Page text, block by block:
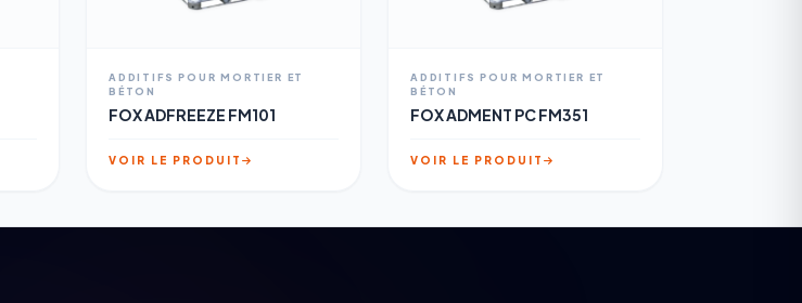
ADDITIFS POUR MORTIER ET
BÉTON
FOX ADFREEZE FM101
VOIR LE PRODUIT
ADDITIFS POUR MORTIER ET
BÉTON
FOX ADMENT PC FM351
VOIR LE PRODUIT